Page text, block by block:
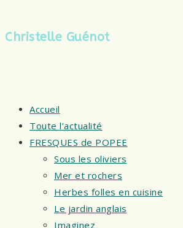
Christelle Guénot
Accueil
Toute l’actualité
FRESQUES de POPEE
Sous les oliviers
Mer et rochers
Herbes folles en cuisine
Le jardin anglais
Imaginez